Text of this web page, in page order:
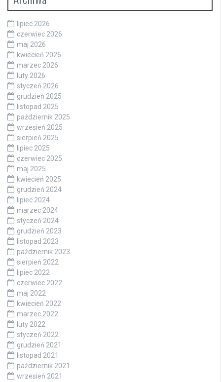
lipiec 2026
czerwiec 2026
maj 2026
kwiecień 2026
marzec 2026
luty 2026
styczeń 2026
grudzień 2025
listopad 2025
październik 2025
wrzesień 2025
sierpień 2025
lipiec 2025
czerwiec 2025
maj 2025
kwiecień 2025
grudzień 2024
lipiec 2024
marzec 2024
styczeń 2024
grudzień 2023
listopad 2023
październik 2023
sierpień 2022
lipiec 2022
czerwiec 2022
maj 2022
kwiecień 2022
marzec 2022
luty 2022
styczeń 2022
grudzień 2021
listopad 2021
październik 2021
wrzesień 2021